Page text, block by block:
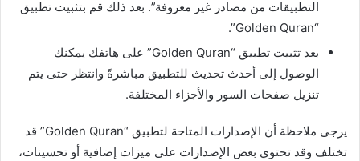
التطبيقات من مصادر غير معروفة”. بعد ذلك قم بتثبيت تطبيق
“Golden Quran”.
بعد تثبيت تطبيق “Golden Quran” على هاتفك يمكنك
الوصول إلى أحدث تحديث للتطبيق مباشرةً وانتظر حتى يتم
تنزيل صفحات السور والأجزاء المختلفة.
يرجى ملاحظة أن الإصدارات المتاحة لتطبيق “Golden Quran” قد
تختلف وقد تحتوي بعض الإصدارات على ميزات إضافية أو تحسينات،